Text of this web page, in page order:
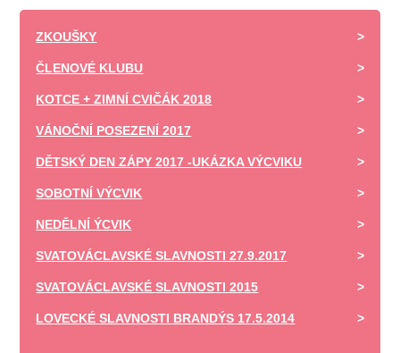
ZKOUŠKY
ČLENOVÉ KLUBU
KOTCE + ZIMNÍ CVIČÁK 2018
VÁNOČNÍ POSEZENÍ 2017
DĚTSKÝ DEN ZÁPY 2017 -UKÁZKA VÝCVIKU
SOBOTNÍ VÝCVIK
NEDĚLNÍ ÝCVIK
SVATOVÁCLAVSKÉ SLAVNOSTI 27.9.2017
SVATOVÁCLAVSKÉ SLAVNOSTI 2015
LOVECKÉ SLAVNOSTI BRANDÝS 17.5.2014